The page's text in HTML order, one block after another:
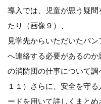
導入では、児童が思う疑
たり（画像９）、
見学先からいただいたパ
へ連絡する必要があるの
の消防団の仕事について
１１）さらに、安全を守
ードを用いて詳しくまとめ